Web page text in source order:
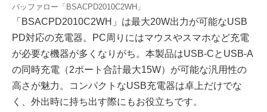
バッファロー「BSACPD2010C2WH」
「BSACPD2010C2WH」は最大20W出力が可能なUSB
PD対応の充電器。PC周りにはマウスやスマホなど充電
が必要な機器が多くなりがち。本製品はUSB-CとUSB-A
の同時充電（2ポート合計最大15W）が可能な汎用性の
高さが魅力。コンパクトなUSB充電器は卓上だけでな
く、外出時に持ち出す際にもお役立ちです。